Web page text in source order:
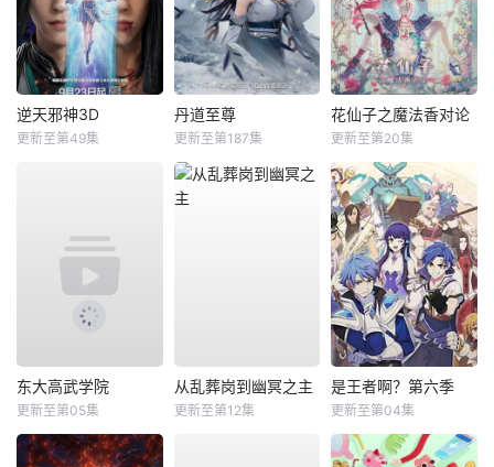
逆天邪神3D
更新至第49集
丹道至尊
更新至第187集
花仙子之魔法香对论
更新至第20集
东大高武学院
更新至第05集
从乱葬岗到幽冥之主
更新至第12集
是王者啊？第六季
更新至第04集